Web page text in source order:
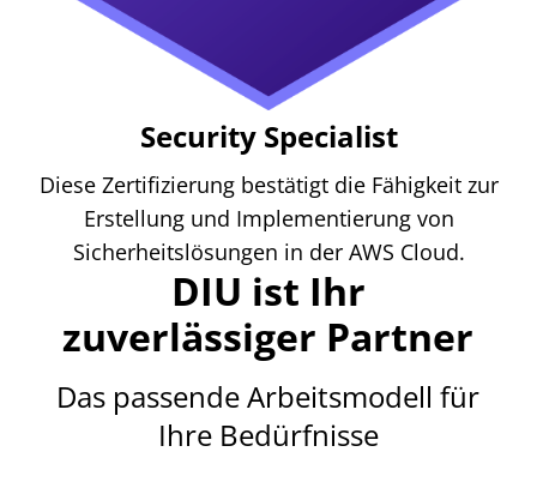
Security Specialist
Diese Zertifizierung bestätigt die Fähigkeit zur
Erstellung und Implementierung von
Sicherheitslösungen in der AWS Cloud.
DIU ist Ihr
zuverlässiger Partner
Das passende Arbeitsmodell für
Ihre Bedürfnisse